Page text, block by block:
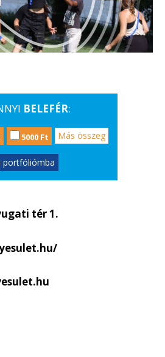
BELEFÉR:
5000 Ft Más összeg
portfóliómba
tér 1.